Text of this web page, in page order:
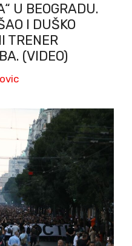
U BEOGRADU.
I DUŠKO
TRENER
(VIDEO)